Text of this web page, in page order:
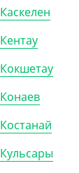
Каскелен
Кентау
Кокшетау
Конаев
Костанай
Кульсары